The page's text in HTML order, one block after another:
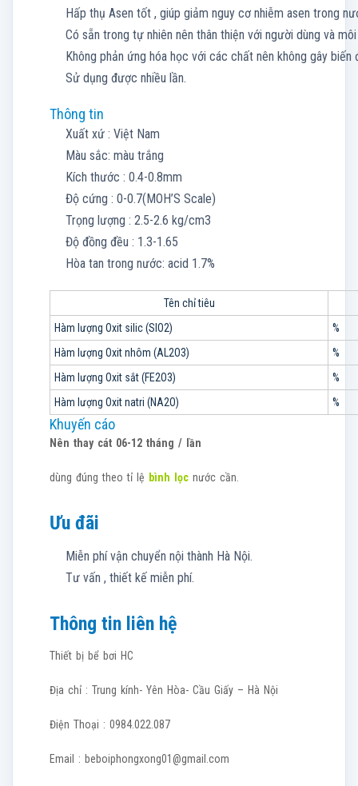
Hấp thụ Asen tốt , giúp giảm nguy cơ nhiễm asen trong
Có sẵn trong tự nhiên nên thân thiện với người dùng và
Không phản ứng hóa học với các chất nên không gây
Sử dụng được nhiều lần.
Thông tin
Xuất xứ : Việt Nam
Màu sắc: màu trắng
Kích thước : 0.4-0.8mm
Độ cứng : 0-0.7(MOH’S Scale)
Trọng lượng : 2.5-2.6 kg/cm3
Độ đồng đều : 1.3-1.65
Hòa tan trong nước: acid 1.7%
Tên chỉ tiêu
Hàm lượng Oxit silic (SIO2)
%
Hàm lượng Oxit nhôm (AL2O3)
%
Hàm lượng Oxit sắt (FE2O3)
%
Hàm lượng Oxit natri (NA2O)
%
Khuyến cáo
Nên thay cát 06-12 tháng / lần
dùng đúng theo tỉ lệ bình lọc nước cần.
Ưu đãi
Miễn phí vận chuyển nội thành Hà Nội.
Tư vấn , thiết kế miễn phí.
Thông tin liên hệ
Thiết bị bể bơi HC
Địa chỉ : Trung kính- Yên Hòa- Cầu Giấy – Hà Nội
Điện Thoại : 0984.022.087
Email : beboiphongxong01@gmail.com